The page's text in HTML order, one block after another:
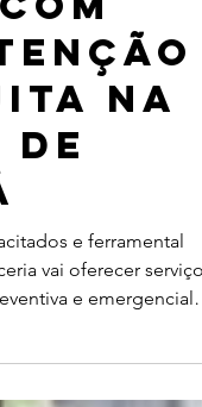
2 min de leitura